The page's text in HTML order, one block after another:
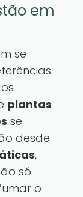
em
se
plantas
se
desde
,
só
o